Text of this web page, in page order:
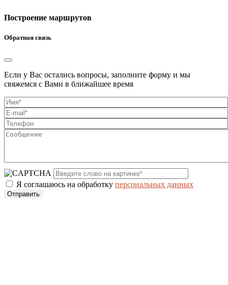
Построение маршрутов
Обратная связь
Если у Вас остались вопросы, заполните форму и мы
свяжемся с Вами в ближайшее время
Я соглашаюсь на обработку персональных данных